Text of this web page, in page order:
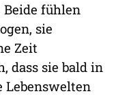
fühlen
sie
Zeit
dass sie bald in
Lebenswelten